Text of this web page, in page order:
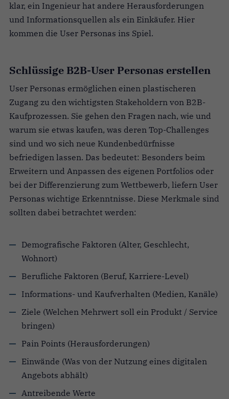
klar, ein Ingenieur hat andere Herausforderungen
und Informationsquellen als ein Einkäufer. Hier
kommen die User Personas ins Spiel.
Schlüssige B2B-User Personas erstellen
User Personas ermöglichen einen plastischeren
Zugang zu den wichtigsten Stakeholdern von B2B-
Kaufprozessen. Sie gehen den Fragen nach, wie und
warum sie etwas kaufen, was deren Top-Challenges
sind und wo sich neue Kundenbedürfnisse
befriedigen lassen. Das bedeutet: Besonders beim
Erweitern und Anpassen des eigenen Portfolios oder
bei der Differenzierung zum Wettbewerb, liefern User
Personas wichtige Erkenntnisse. Diese Merkmale sind
sollten dabei betrachtet werden:
Demografische Faktoren (Alter, Geschlecht,
Wohnort)
Berufliche Faktoren (Beruf, Karriere-Level)
Informations- und Kaufverhalten (Medien, Kanäle)
Ziele (Welchen Mehrwert soll ein Produkt / Service
bringen)
Pain Points (Herausforderungen)
Einwände (Was von der Nutzung eines digitalen
Angebots abhält)
Antreibende Werte